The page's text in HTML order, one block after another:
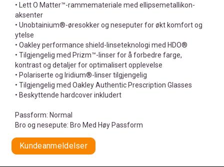
• Lett O Matter™-rammemateriale med ellipsemetallikon-
aksenter
• Unobtainium®-øresokker og neseputer for økt komfort og
ytelse
• Oakley performance shield-linseteknologi med HDO®
• Tilgjengelig med Prizm™-linser for å forbedre farge,
kontrast og detaljer for optimalisert opplevelse
• Polariserte og Iridium®-linser tilgjengelig
• Tilgjengelig med Oakley Authentic Prescription Glasses
• Beskyttende hardcover inkludert
Passform: Normal
Bro og nesepute: Bro Med Høy Passform
Kundeanmeldelser